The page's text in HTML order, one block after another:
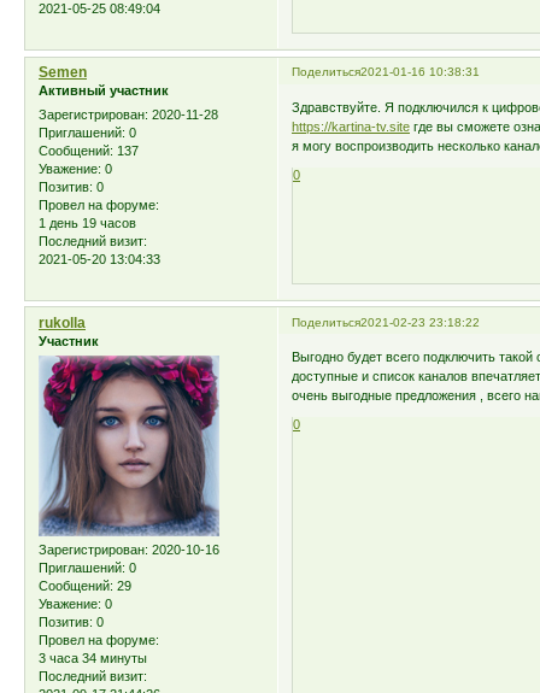
2021-05-25 08:49:04
Поделиться2021-01-16 10:38:31
Semen
Активный участник
Зарегистрирован: 2020-11-28
Приглашений: 0
Сообщений: 137
Уважение: 0
Позитив: 0
Провел на форуме:
1 день 19 часов
Последний визит:
2021-05-20 13:04:33
Здравствуйте. Я подключился к
https://kartina-tv.site где вы сможете
я могу воспроизводить несколько
0
Поделиться2021-02-23 23:18:22
rukolla
Участник
Зарегистрирован: 2020-10-16
Приглашений: 0
Сообщений: 29
Уважение: 0
Позитив: 0
Провел на форуме:
3 часа 34 минуты
Последний визит:
Выгодно будет всего подключить
доступные и список каналов
очень выгодные предложения , всего
0